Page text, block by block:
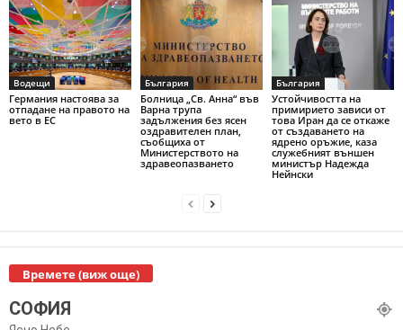
Водещи
Германия настоява за
отпадане на правото на
вето в ЕС
България
Болница „Св. Анна“ във
Варна трупа
задължения без ясен
оздравителен план,
съобщиха от
Министерството на
здравеопазването
България
Устойчивостта на
примирието зависи от
това Иран да се откаже
от създаването на
ядрено оръжие, каза
служебният външен
министър Надежда
Нейнски
Времете (виж още)
СОФИЯ